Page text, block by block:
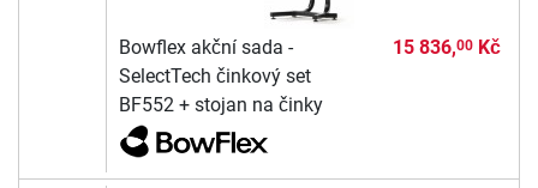
Bowflex akční sada -
SelectTech činkový set
BF552 + stojan na činky
15 836,00Kč